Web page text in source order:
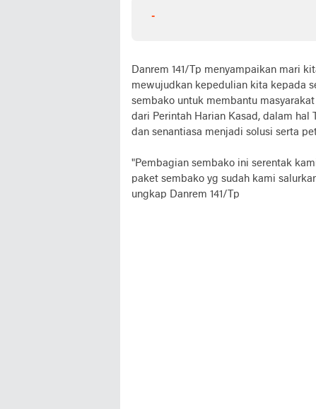
-
Danrem 141/Tp menyampaikan mari
mewujudkan kepedulian kita kepada
sembako untuk membantu
dari Perintah Harian Kasad, dalam
dan senantiasa menjadi solusi serta
"Pembagian sembako ini serentak
paket sembako yg sudah kami
ungkap Danrem 141/Tp